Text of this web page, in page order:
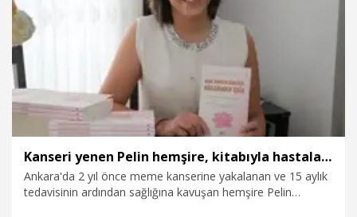
6.04.2026
Kanseri yenen Pelin hemşire, kitabıyla hastalara umut oluyor
Ankara'da 2 yıl önce meme kanserine yakalanan ve 15 aylık
tedavisinin ardından sağlığına kavuşan hemşire Pelin